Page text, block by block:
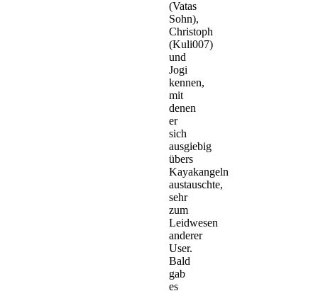
(Vatas
Sohn),
Christoph
(Kuli007)
und
Jogi
kennen,
mit
denen
er
sich
ausgiebig
übers
Kayakangeln
austauschte,
sehr
zum
Leidwesen
anderer
User.
Bald
gab
es